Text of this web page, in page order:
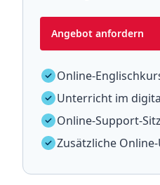
Angebot anfordern
Online-
Unterricht im
Online-Support-
Zusätzliche